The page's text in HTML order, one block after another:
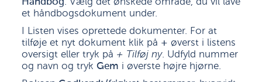
Håndbog. Vælg det ønskede område, du vil lave
et håndbogsdokument under.
I Listen vises oprettede dokumenter. For at
tilføje et nyt dokument klik på + øverst i listens
oversigt eller tryk på + Tilføj ny. Udfyld nummer
og navn og tryk Gem i øverste højre hjørne.